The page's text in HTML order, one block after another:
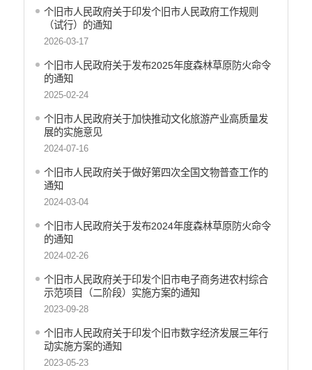
个旧市人民政府关于印发个旧市人民政府工作规则
（试行）的通知
2026-03-17
个旧市人民政府关于发布2025年度森林草原防火命令
的通知
2025-02-24
个旧市人民政府关于加快推动文化旅游产业高质量发
展的实施意见
2024-07-16
个旧市人民政府关于做好第四次全国文物普查工作的
通知
2024-03-04
个旧市人民政府关于发布2024年度森林草原防火命令
的通知
2024-02-26
个旧市人民政府关于印发个旧市电子商务进农村综合
示范项目（二阶段）实施方案的通知
2023-09-28
个旧市人民政府关于印发个旧市数字经济发展三年行
动实施方案的通知
2023-05-23